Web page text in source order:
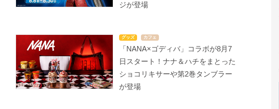
ジが登場
グッズ カフェ
「NANA×ゴディバ」コラボが8月7
日スタート！ナナ＆ハチをまとった
ショコリキサーや第2巻タンブラー
が登場